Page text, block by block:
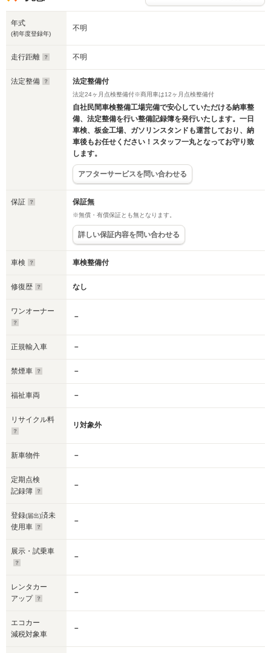
年式
(初年度登録年)
不明
走行距離 不明
法定整備 法定整備付
法定24ヶ月点検整備付※商用車は12ヶ月点検整備付
自社民間車検整備工場完備で安心していただける納車整
備、法定整備を行い整備記録簿を発行いたします。一日
車検、板金工場、ガソリンスタンドも運営しており、納
車後もお任せください！スタッフ一丸となってお守り致
します。
アフターサービスを問い合わせる
保証 保証無
※無償・有償保証とも無となります。
詳しい保証内容を問い合わせる
車検 車検整備付
修復歴 なし
ワンオーナー
－
正規輸入車 －
禁煙車 －
福祉車両 －
リサイクル料
リ対象外
新車物件 －
定期点検
記録簿
－
登録(届出)済未
使用車
－
展示・試乗車
－
レンタカー
アップ
－
エコカー
減税対象車
－